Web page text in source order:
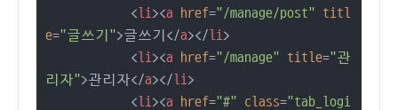
<li><a href="/manage/post" titl
e="글쓰기">글쓰기 </a></li>
<li><a href="/manage" title="관
리자">관리자</a></li>
<li><a href="#" class="tab_logi